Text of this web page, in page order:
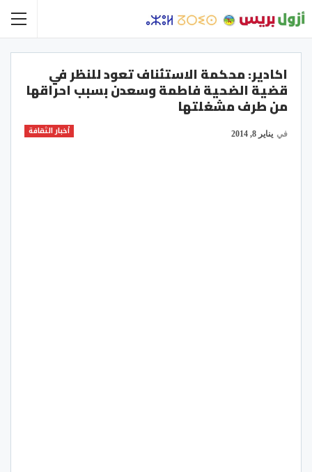
اكادير: محكمة الاستئناف تعود للنظر في
قضية الضحية فاطمة وسعدن بسبب احراقها
من طرف مشغلتها
أخبار الثقافة في يناير 8, 2014